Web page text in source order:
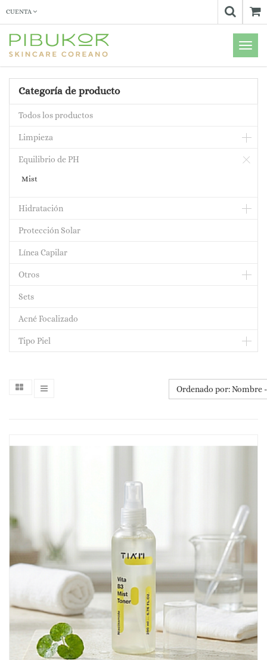
CUENTA
Menú
de
Categoría de producto
Todos los productos
Limpieza
Equilibrio de PH
Mist
Hidratación
Protección Solar
Línea Capilar
Otros
Sets
Acné Focalizado
Tipo Piel
Ordenado por: Nombre